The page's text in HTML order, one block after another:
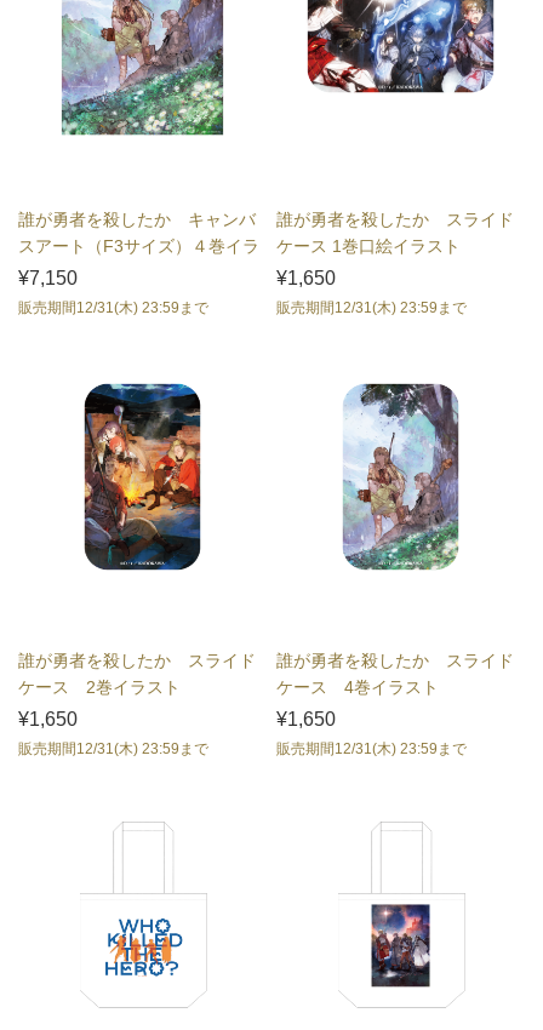
誰が勇者を殺したか キャンバ
スアート（F3サイズ）４巻イラ
スト
¥7,150
販売期間12/31(木) 23:59まで
誰が勇者を殺したか スライド
ケース 1巻口絵イラスト
¥1,650
販売期間12/31(木) 23:59まで
誰が勇者を殺したか スライド
ケース 2巻イラスト
¥1,650
販売期間12/31(木) 23:59まで
誰が勇者を殺したか スライド
ケース 4巻イラスト
¥1,650
販売期間12/31(木) 23:59まで